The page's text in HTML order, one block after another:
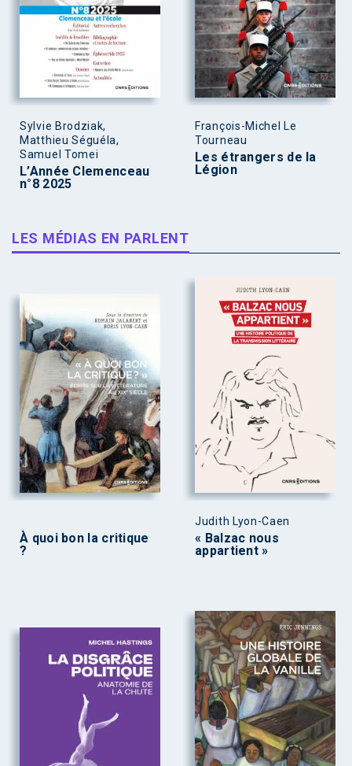
Sylvie Brodziak,
Matthieu Séguéla,
Samuel Tomei
L’Année Clemenceau
n°8 2025
François-Michel Le
Tourneau
Les étrangers de la
Légion
LES MÉDIAS EN PARLENT
À quoi bon la critique
?
Judith Lyon-Caen
« Balzac nous
appartient »